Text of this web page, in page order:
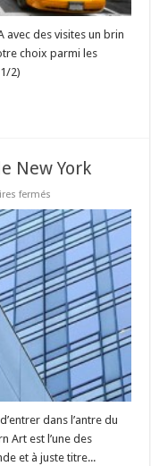
avec des visites un brin
choix parmi les
2)
New York
fermés
Museum
Modern
Art
New
York
dans l’antre du
Art est l’une des
et à juste titre...